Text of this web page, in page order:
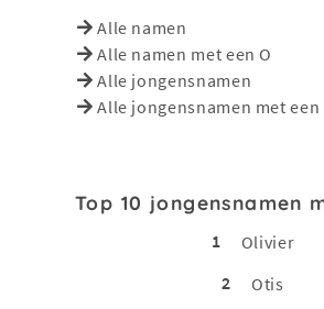
Alle namen
Alle namen met een O
Alle jongensnamen
Alle jongensnamen met een
Top 10 jongensnamen
1
Olivier
2
Otis